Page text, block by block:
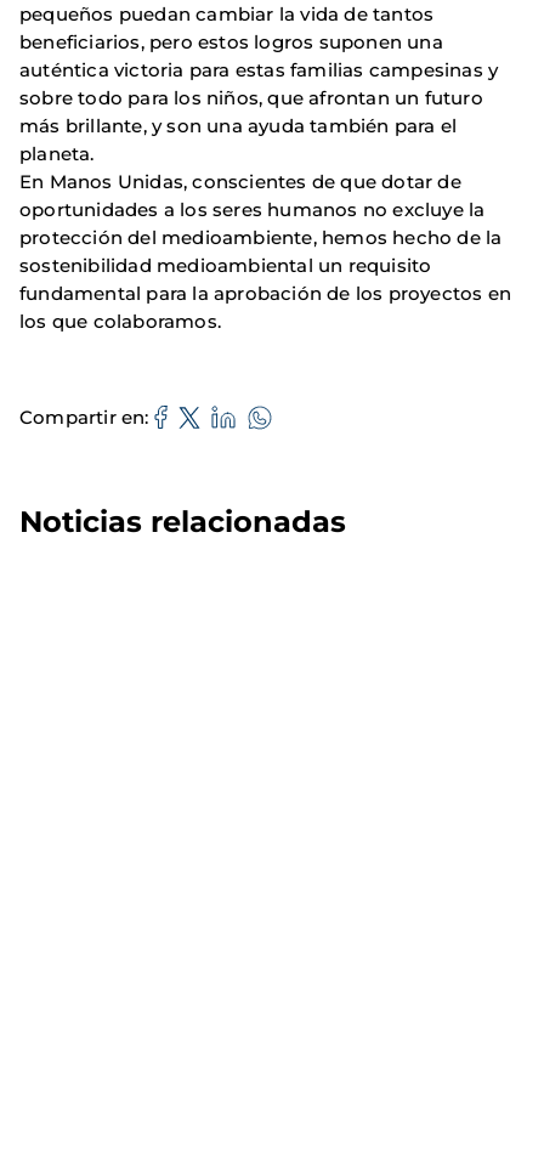
pequeños puedan cambiar la vida de tantos
beneficiarios, pero estos logros suponen una
auténtica victoria para estas familias campesinas y
sobre todo para los niños, que afrontan un futuro
más brillante, y son una ayuda también para el
planeta.
En Manos Unidas, conscientes de que dotar de
oportunidades a los seres humanos no excluye la
protección del medioambiente, hemos hecho de la
sostenibilidad medioambiental un requisito
fundamental para la aprobación de los proyectos en
los que colaboramos.
Compartir en
Noticias relacionadas